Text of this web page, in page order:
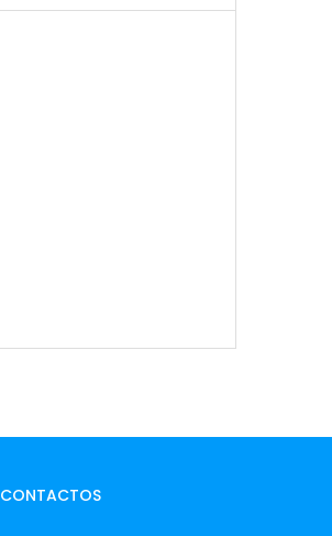
CONTACTOS